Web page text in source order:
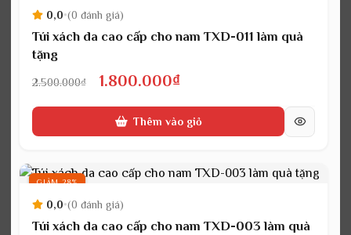
0,0•(0 đánh giá)
Túi xách da cao cấp cho nam TXD-011 làm quà
tặng
2.500.000₫
Giá
gốc
1.800.000₫Giá
hiện
tại
1.800.000₫.
Thêm vào giỏ
GIẢM 28%
0,0•(0 đánh giá)
Túi xách da cao cấp cho nam TXD-003 làm quà